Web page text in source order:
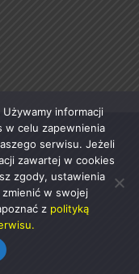
Używamy informacji
w celu zapewnienia
serwisu. Jeżeli
zawartej w cookies
zgody, ustawienia
w swojej
z polityką